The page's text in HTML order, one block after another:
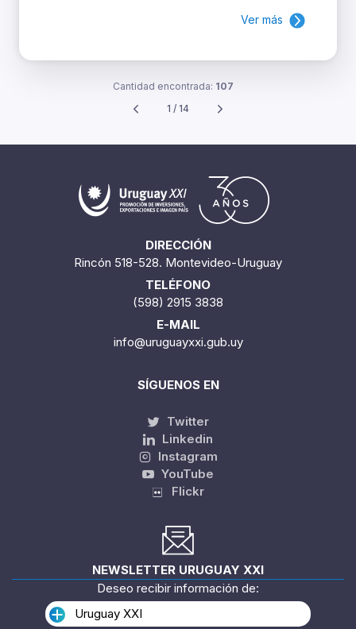
Ver más
Cantidad encontrada: 107
1 / 14
DIRECCIÓN
Rincón 518-528. Montevideo-Uruguay
TELÉFONO
(598) 2915 3838
E-MAIL
info@uruguayxxi.gub.uy
SÍGUENOS EN
Twitter
Linkedin
Instagram
YouTube
Flickr
NEWSLETTER URUGUAY XXI
Deseo recibir información de:
Uruguay XXI